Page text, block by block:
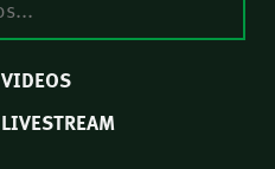
VIDEOS
LIVESTREAM